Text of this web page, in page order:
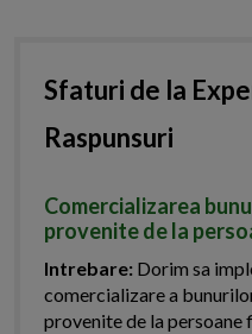
Sfaturi de la
Raspunsuri
Comercializarea
provenite de la
Intrebare: Dorim sa
comercializare a
provenite de la